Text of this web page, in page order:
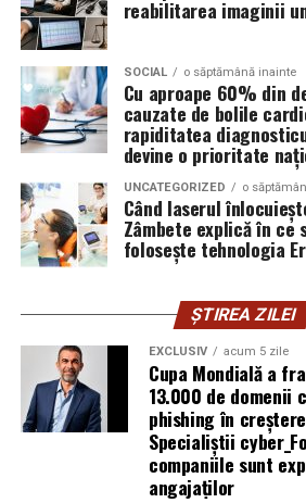
infrastructurii, de la filtrarea
izolarea site-urilor compromise. Dar
exploatează doar serverele, ci mai
furnizor de hosting nu poate opri
introducă parola pe o pagină
vigilența utilizatorului rămâne prima
explică Horațiu Șimon, Chief
cyber_Folks România.
Subiectul a fost semnalat și de FBI,
turneului, de la fraude online și
operațiuni de dezinformare.
Avertismentele publice s-au
asupra fanilor și infrastructurii
specialiștii atrag atenția că firmele
inclusiv atunci când nu au nicio
industria sportului, turismului sau
unice.
reabilitarea imaginii
SOCIAL o săptămână inainte
Cu aproape 60% din
cauzate de bolile
rapiditatea
devine o prioritate
UNCATEGORIZED o
Când laserul
Zâmbete explică în
folosește tehnologia
ȘTIREA ZILEI
EXCLUSIV acum 5 zile
Cupa Mondială a
13.000 de domenii
phishing în
Specialiștii
companiile sunt
angajaților